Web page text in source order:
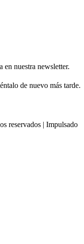
en nuestra newsletter.
de nuevo más tarde.
reservados | Impulsado